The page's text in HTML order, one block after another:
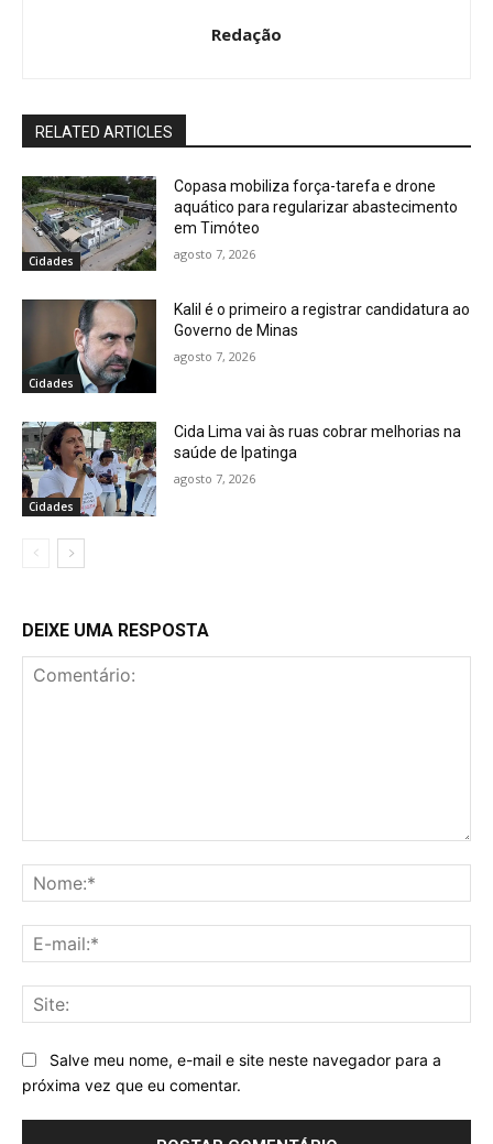
Redação
RELATED ARTICLES
Cidades
Copasa mobiliza força-tarefa e drone
aquático para regularizar abastecimento
em Timóteo
agosto 7, 2026
Cidades
Kalil é o primeiro a registrar candidatura ao
Governo de Minas
agosto 7, 2026
Cidades
Cida Lima vai às ruas cobrar melhorias na
saúde de Ipatinga
agosto 7, 2026
DEIXE UMA RESPOSTA
Salve meu nome, e-mail e site neste navegador para a
próxima vez que eu comentar.